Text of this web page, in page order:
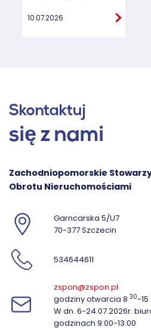
10.07.2026
Skontaktuj
się z nami
Zachodniopomorskie
Obrotu Nieruchomościami
Garncarska 5/U7
70-377 Szczecin
534644611
zspon@zspon.pl
godziny otwarcia 8 30-15
W dn. 6-24.07.2026r.
godzinach 9:00-13:00